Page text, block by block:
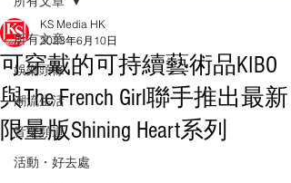
所有文章
娛樂頭條
潮流生活
音樂頻道
活動・好去處
可穿戴的可持續藝術品KIBO
與The French Girl聯手推出最新
限量版Shining Heart系列
KS Media HK
2023年6月10日